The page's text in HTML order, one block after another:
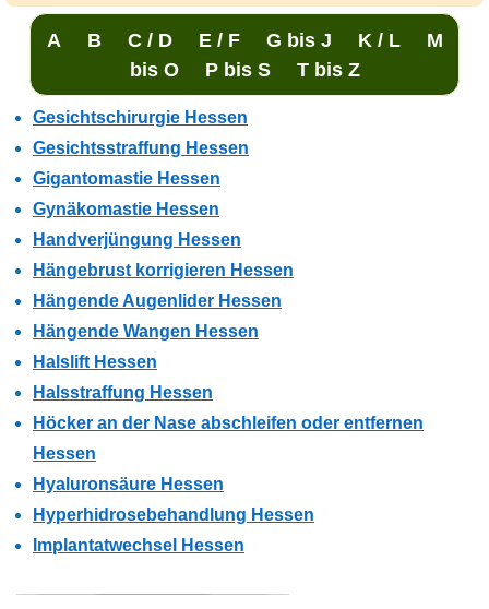
A B C / D E / F G bis J K / L
M
bis O
P bis S T bis Z
Gesichtschirurgie Hessen
Gesichtsstraffung Hessen
Gigantomastie Hessen
Gynäkomastie Hessen
Handverjüngung Hessen
Hängebrust korrigieren Hessen
Hängende Augenlider Hessen
Hängende Wangen Hessen
Halslift Hessen
Halsstraffung Hessen
Höcker an der Nase abschleifen oder entfernen
Hessen
Hyaluronsäure Hessen
Hyperhidrosebehandlung Hessen
Implantatwechsel Hessen